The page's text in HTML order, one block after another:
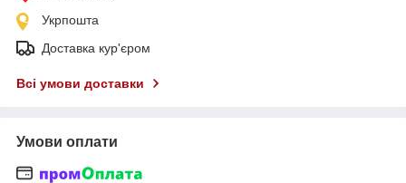
Укрпошта
Доставка кур'єром
Всі умови доставки
Умови оплати